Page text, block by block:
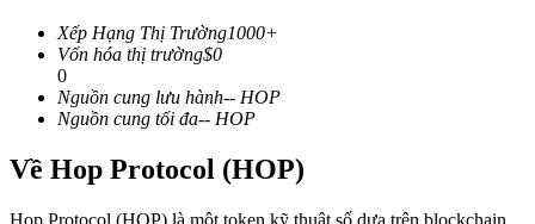
TradFi
Phái sinh cổ phiếu, ngoại hối, kim loại quý và hàng hóa
Xếp Hạng Thị Trường1000+
Vốn hóa thị trường$0
0
Nguồn cung lưu hành-- HOP
Nguồn cung tối đa-- HOP
Về Hop Protocol (HOP)
Hop Protocol (HOP) là một token kỹ thuật số dựa trên blockchain